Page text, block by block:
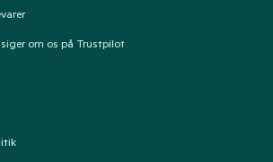
om os på Trustpilot